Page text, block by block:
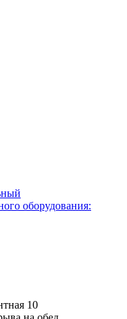
оборудования:
10